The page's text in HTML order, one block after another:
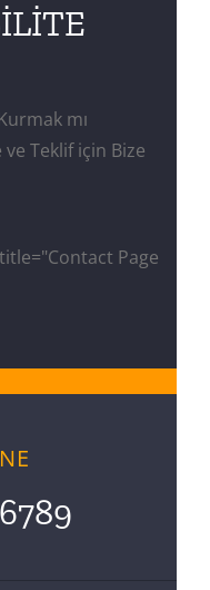
mı
Teklif için Bize
Page